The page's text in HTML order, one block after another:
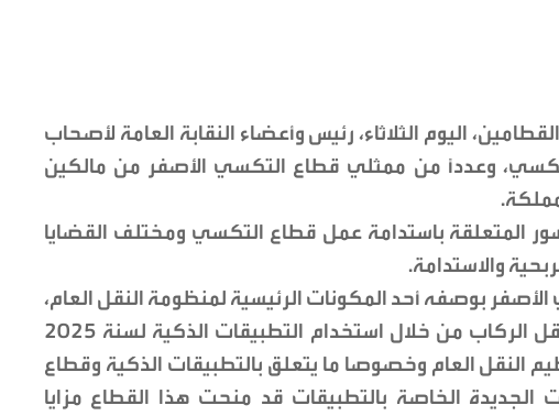
اليوم الثلاثاء، رئيس وأعضاء النقابة العامة لأصحاب
وعدداً من ممثلي قطاع التكسي الأصفر من مالكين
المتعلقة باستدامة عمل قطاع التكسي ومختلف القضايا
والاستدامة.
بوصفه أحد المكونات الرئيسية لمنظومة النقل العام،
مشيراً إلى أن تعليمات تنظيم نقل الركاب من خلال استخدام التطبيقات الذكية لسنة 2025
النقل العام وخصوصا ما يتعلق بالتطبيقات الذكية وقطاع
الجديدة الخاصة بالتطبيقات قد منحت هذا القطاع مزايا